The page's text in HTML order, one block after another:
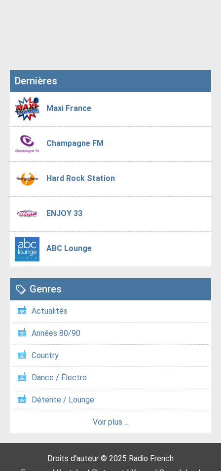
Dernières
Maxi France
Champagne FM
Hard Rock Station
ENJOY 33
ABC Lounge
Genres
Actualités
Années 80/90
Country
Dance / Électro
Détente / Lounge
Voir plus ...
Droits d'auteur © 2025 Radio French